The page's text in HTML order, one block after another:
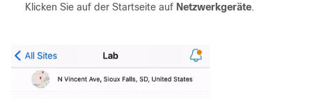
Klicken Sie auf der Startseite auf Netzwerkgeräte.